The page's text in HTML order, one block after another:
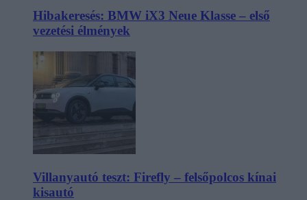
Hibakeresés: BMW iX3 Neue Klasse – első
vezetési élmények
Villanyautó teszt: Firefly – felsőpolcos kínai
kisautó